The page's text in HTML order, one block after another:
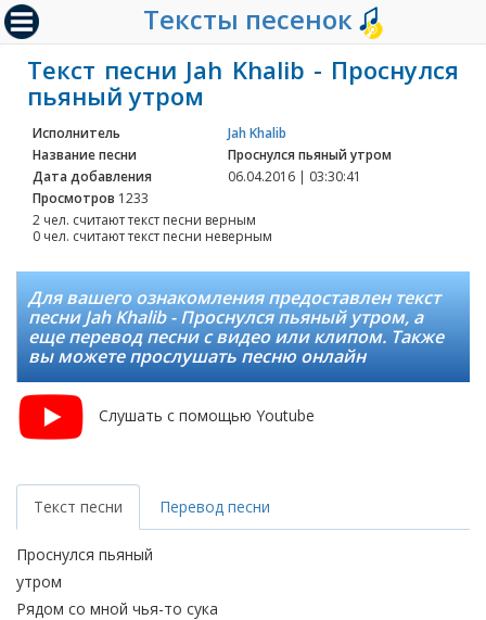
Тексты песенок
Текст песни Jah Khalib - Проснулся
пьяный утром
Исполнитель
Jah Khalib
Название песни
Проснулся пьяный утром
Дата добавления
06.04.2016 | 03:30:41
Просмотров 1233
2 чел. считают текст песни верным
0 чел. считают текст песни неверным
Для вашего ознакомления предоставлен текст
песни Jah Khalib - Проснулся пьяный утром, а
еще перевод песни с видео или клипом. Также
вы можете прослушать песню онлайн
Слушать с помощью Youtube
Текст песни Перевод песни
Проснулся пьяный
утром
Рядом со мной чья-то сука